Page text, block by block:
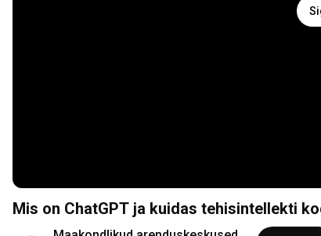
Mis on ChatGPT ja kuidas tehisintellekti